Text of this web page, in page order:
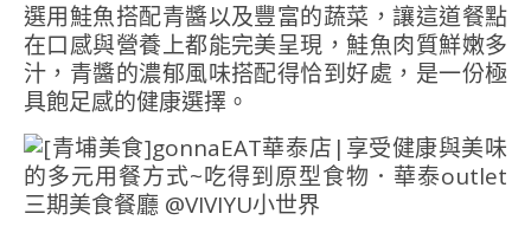
選用鮭魚搭配青醬以及豐富的蔬菜，讓這道餐點
在口感與營養上都能完美呈現，鮭魚肉質鮮嫩多
汁，青醬的濃郁風味搭配得恰到好處，是一份極
具飽足感的健康選擇。